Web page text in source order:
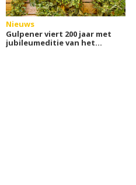
Nieuws
Gulpener viert 200 jaar met
jubileumeditie van het